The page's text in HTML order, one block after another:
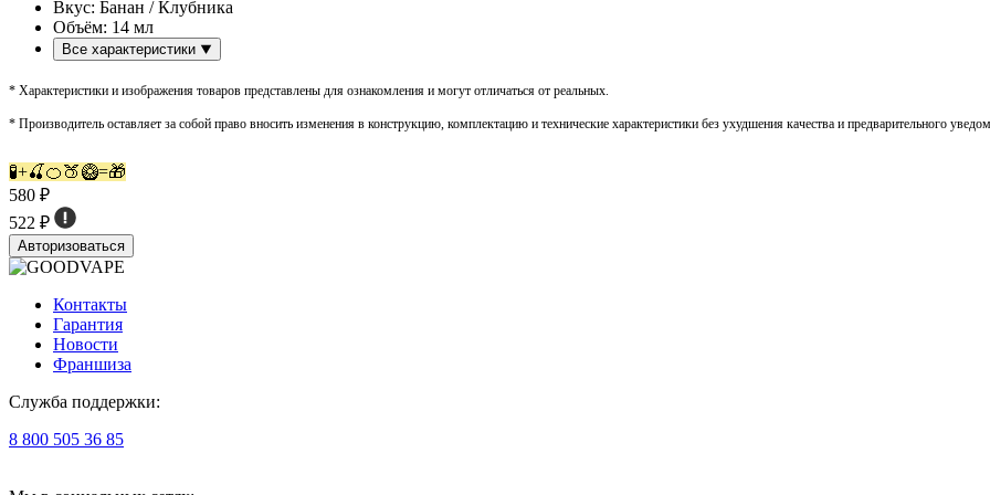
Вкус: Банан / Клубника
Объём: 14 мл
Все характеристики
* Характеристики и изображения товаров представлены для ознакомления и могут отличаться от реальных.
* Производитель оставляет за собой право вносить изменения в конструкцию, комплектацию и технические характеристики без ухудшения качества и предварительного
🧪+🍒🍊🍑🥝=🎁
580 ₽
522 ₽
Авторизоваться
Контакты
Гарантия
Новости
Франшиза
Служба поддержки:
8 800 505 36 85